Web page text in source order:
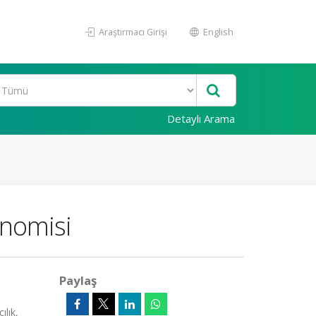
Araştırmacı Girişi English
Detaylı Arama
Paylaş